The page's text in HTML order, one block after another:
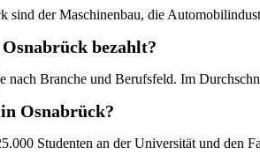
sind der Maschinenbau, die
bezahlt?
nach Branche und Berufsfeld. Im
Osnabrück?
Studenten an der Universität und den